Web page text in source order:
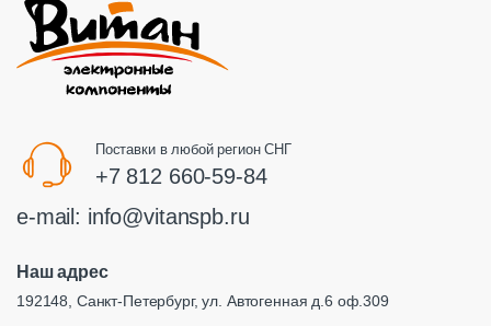
Поставки в любой регион СНГ
+7 812 660-59-84
e-mail: info@vitanspb.ru
Наш адрес
192148, Санкт-Петербург, ул. Автогенная д.6 оф.309